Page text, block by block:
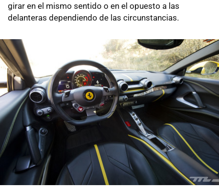
girar en el mismo sentido o en el opuesto a las
delanteras dependiendo de las circunstancias.